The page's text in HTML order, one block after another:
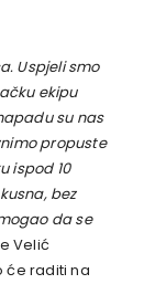
Uspjeli smo
ekipu
su nas
propuste
ispod 10
bez
da se
Velić
će raditi na